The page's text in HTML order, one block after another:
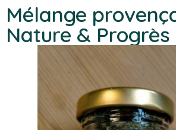
Mélange
Nature & Progrès